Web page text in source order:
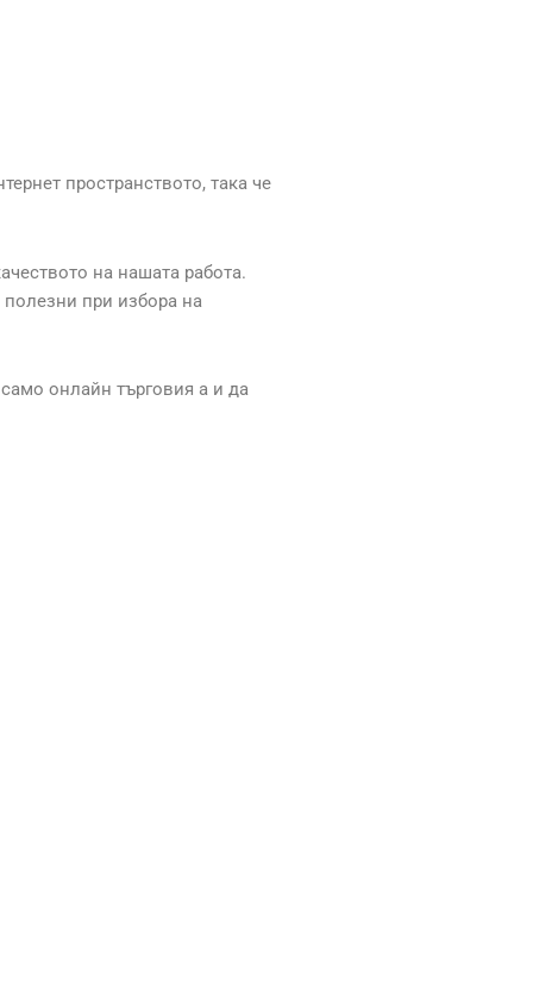
пространството, така че
на нашата работа.
при избора на
онлайн търговия а и да